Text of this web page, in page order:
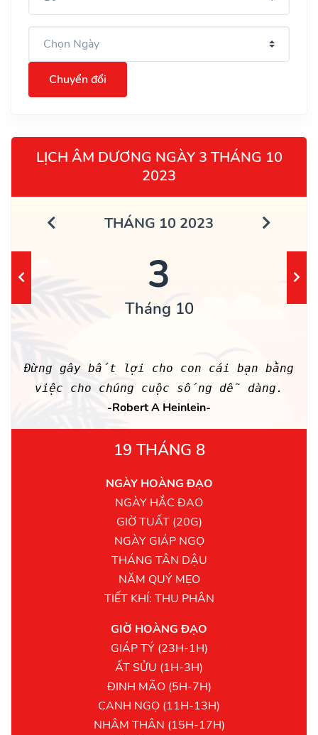
Chuyển đổi
LỊCH ÂM DƯƠNG NGÀY 3 THÁNG 10
2023
THÁNG 10 2023
3
Tháng 10
Đừng gây bất lợi cho con cái bạn bằng
việc cho chúng cuộc sống dễ dàng.
-Robert A Heinlein-
19 THÁNG 8
NGÀY HOÀNG ĐẠO
NGÀY HẮC ĐẠO
GIỜ TUẤT (20G)
NGÀY GIÁP NGỌ
THÁNG TÂN DẬU
NĂM QUÝ MẸO
TIẾT KHÍ: THU PHÂN
GIỜ HOÀNG ĐẠO
GIÁP TÝ (23H-1H)
ẤT SỬU (1H-3H)
ĐINH MÃO (5H-7H)
CANH NGỌ (11H-13H)
NHÂM THÂN (15H-17H)